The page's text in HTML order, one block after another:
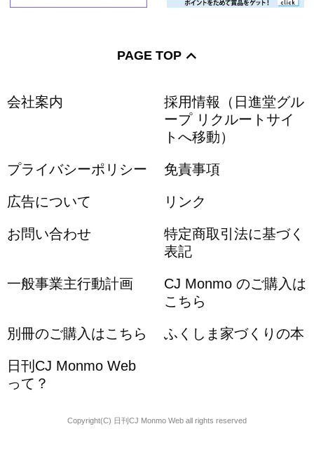
PAGE TOP
会社案内
採用情報（日進堂グル
ープ リクルートサイ
トへ移動）
プライバシーポリシー 免責事項
広告について リンク
お問い合わせ
特定商取引法に基づく
表記
一般事業主行動計画
CJ Monmo のご購入は
こちら
別冊のご購入はこちら ふくしま家づくりの本
日刊CJ Monmo Web
って？
Copyright(C) 日刊CJ Monmo Web all rights reserved